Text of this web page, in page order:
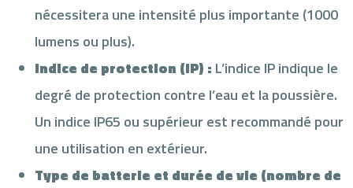
nécessitera une intensité plus importante (1000
lumens ou plus).
Indice de protection (IP) : L’indice IP indique le
degré de protection contre l’eau et la poussière.
Un indice IP65 ou supérieur est recommandé pour
une utilisation en extérieur.
Type de batterie et durée de vie (nombre de